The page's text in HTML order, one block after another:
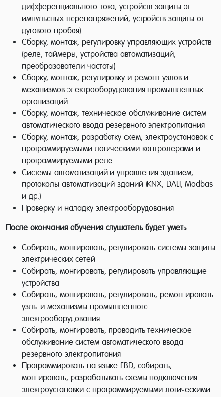
дифференциального тока, устройств защиты от
импульсных перенапряжений, устройств защиты от
дугового пробоя)
Сборку, монтаж, регулировку управляющих устройств
(реле, таймеры, устройства автоматизаций,
преобразователи частоты)
Сборку, монтаж, регулировку и ремонт узлов и
механизмов электрооборудования промышленных
организаций
Сборку, монтаж, техническое обслуживание систем
автоматического ввода резервного электропитания
Сборку, монтаж, разработку схем, электроустановок с
программируемыми логическими контролерами и
программируемыми реле
Системы автоматизаций и управления зданием,
протоколы автоматизаций зданий (KNX, DALI, Моdbas
и др.)
Проверку и наладку электрооборудования
После окончания обучения слушатель будет уметь:
Собирать, монтировать, регулировать системы защиты
электрических сетей
Собирать, монтировать, регулировать управляющие
устройства
Собирать, монтировать, регулировать, ремонтировать
узлы и механизмы промышленного
электрооборудования
Собирать, монтировать, проводить техническое
обслуживание систем автоматического ввода
резервного электропитания
Программировать на языке FBD, собирать,
монтировать, разрабатывать схемы подключения
электроустановки с программируемыми логическими